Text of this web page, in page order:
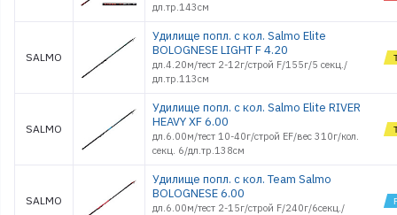
дл.тр.143см
SALMO
Удилище попл. с кол. Salmo Elite
BOLOGNESE LIGHT F 4.20
дл.4.20м/тест 2-12г/строй F/155г/5 секц./
дл.тр.113см
SALMO
Удилище попл. с кол. Salmo Elite RIVER
HEAVY XF 6.00
дл.6.00м/тест 10-40г/строй EF/вес 310г/кол.
секц. 6/дл.тр.138см
SALMO
Удилище попл. с кол. Team Salmo
BOLOGNESE 6.00
дл.6.00м/тест 2-15г/строй F/240г/6секц./